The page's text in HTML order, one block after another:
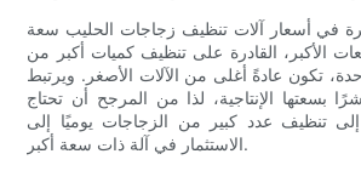
في أسعار آلات تنظيف زجاجات الحليب سعة
الأكبر، القادرة على تنظيف كميات أكبر من
تكون عادةً أغلى من الآلات الأصغر. ويرتبط
بسعتها الإنتاجية، لذا من المرجح أن تحتاج
تنظيف عدد كبير من الزجاجات يوميًا إلى
الاستثمار في آلة ذات سعة أكبر.